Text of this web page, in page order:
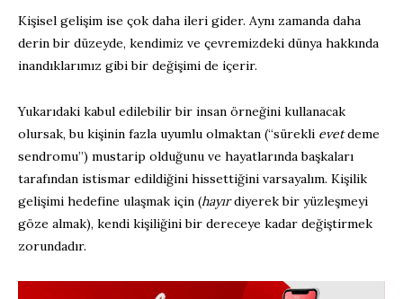
Kişisel gelişim ise çok daha ileri gider. Aynı zamanda daha
derin bir düzeyde, kendimiz ve çevremizdeki dünya hakkında
inandıklarımız gibi bir değişimi de içerir.
Yukarıdaki kabul edilebilir bir insan örneğini kullanacak
olursak, bu kişinin fazla uyumlu olmaktan (“sürekli evetdeme
sendromu”) mustarip olduğunu ve hayatlarında başkaları
tarafından istismar edildiğini hissettiğini varsayalım. Kişilik
gelişimi hedefine ulaşmak için (hayırdiyerek bir yüzleşmeyi
göze almak), kendi kişiliğini bir dereceye kadar değiştirmek
zorundadır.